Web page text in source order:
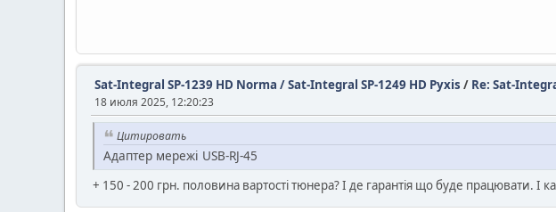
Sat-Integral SP-1239 HD Norma / Sat-Integral SP-1249 HD Pyxis / Re: Sat-
18 июля 2025, 12:20:23
Цитировать
Адаптер мережі USB-RJ-45
+ 150 - 200 грн. половина вартості тюнера? І де гарантія що буде працювати. І